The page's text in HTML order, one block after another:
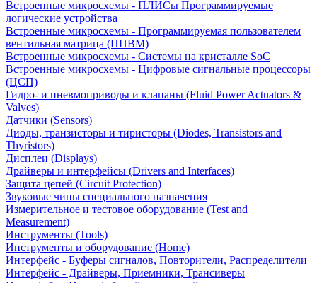
Встроенные микросхемы - ПЛИСы Программируемые
логические устройства
Встроенные микросхемы - Программируемая пользователем
вентильная матрица (ППВМ)
Встроенные микросхемы - Системы на кристалле SoC
Встроенные микросхемы - Цифровые сигнальные процессоры
(ЦСП)
Гидро- и пневмоприводы и клапаны (Fluid Power Actuators &
Valves)
Датчики (Sensors)
Диоды, транзисторы и тиристоры (Diodes, Transistors and
Thyristors)
Дисплеи (Displays)
Драйверы и интерфейсы (Drivers and Interfaces)
Защита цепей (Circuit Protection)
Звуковые чипы специального назначения
Измерительное и тестовое оборудование (Test and
Measurement)
Инструменты (Tools)
Инструменты и оборудование (Home)
Интерфейс - Буферы сигналов, Повторители, Распределители
Интерфейс - Драйверы, Приемники, Трансиверы